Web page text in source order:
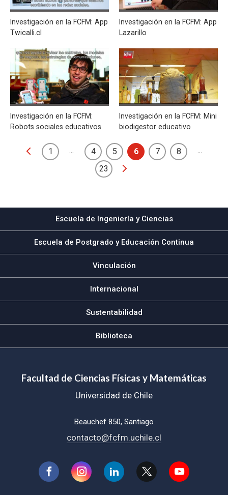
Investigación en la FCFM: App
Twicalli.cl
Investigación en la FCFM: App
Lazarillo
Investigación en la FCFM:
Robots sociales educativos
Investigación en la FCFM: Mini
biodigestor educativo
1 ... 4 5 6 7 8
...
23
Escuela de Ingeniería y Ciencias
Escuela de Postgrado y Educación Continua
Vinculación
Internacional
Sustentabilidad
Biblioteca
Facultad de Ciencias Físicas y Matemáticas
Universidad de Chile
Beauchef 850, Santiago
contacto@fcfm.uchile.cl